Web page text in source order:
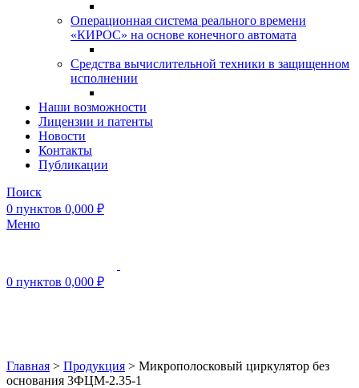
Операционная система реального времени
«КИРОС» на основе конечного автомата
Средства вычислительной техники в защищенном
исполнении
Наши возможности
Лицензии и патенты
Новости
Контакты
Публикации
Поиск
0 пунктов 0,000 ₽
Меню
0 пунктов 0,000 ₽
Главная > Продукция > Микрополосковый циркулятор без
основания 3ФЦМ-2.35-1